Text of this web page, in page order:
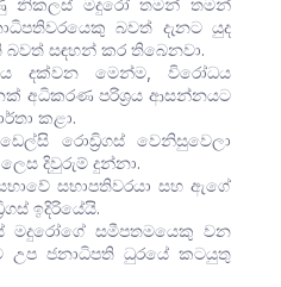
නිකලස් මදුරෝ තමන් තමන්
බවත් දැනට යුද
සඳහන් කර තිබෙනවා.
දක්වන මෙන්ම, විරෝධය
අධිකරණ පරිශ්‍රය ආසන්නයට
කළා.
රොඩ්‍රිගස් වෙනිසුවෙලා
දිවුරුම් දුන්නා.
සභාපතිවරයා සහ ඇගේ
ඉදිරියේයි.
මදුරෝගේ සමීපතමයෙකු වන
උප ජනාධිපති ධුරයේ කටයුතු